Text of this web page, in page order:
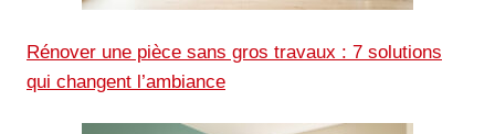
Rénover une pièce sans gros travaux : 7 solutions
qui changent l’ambiance